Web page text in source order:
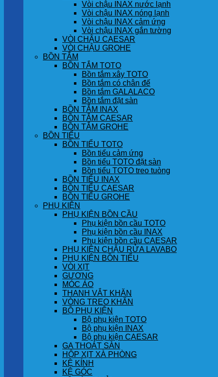
Vòi chậu INAX nước lạnh
Vòi chậu INAX nóng lạnh
Vòi chậu INAX cảm ứng
Vòi chậu INAX gắn tường
VÒI CHẬU CAESAR
VÒI CHẬU GROHE
BỒN TẮM
BỒN TẮM TOTO
Bồn tắm xây TOTO
Bồn tắm có chân đế
Bồn tắm GALALACO
Bồn tắm đặt sàn
BỒN TẮM INAX
BỒN TẮM CAESAR
BỒN TẮM GROHE
BỒN TIỂU
BỒN TIỂU TOTO
Bồn tiểu cảm ứng
Bồn tiểu TOTO đặt sàn
Bồn tiểu TOTO treo tuòng
BỒN TIỂU INAX
BỒN TIỂU CAESAR
BỒN TIỂU GROHE
PHỤ KIỆN
PHỤ KIỆN BỒN CẦU
Phụ kiện bồn cầu TOTO
Phụ kiện bồn cầu INAX
Phụ kiện bồn cầu CAESAR
PHỤ KIỆN CHẬU RỬA LAVABO
PHỤ KIỆN BỒN TIỂU
VÒI XỊT
GƯƠNG
MÓC ÁO
THANH VẮT KHĂN
VÒNG TREO KHĂN
BỘ PHỤ KIỆN
Bộ phụ kiện TOTO
Bộ phụ kiện INAX
Bộ phụ kiện CAESAR
GA THOÁT SÀN
HỘP XỊT XÀ PHÒNG
KỆ KÍNH
KỆ GÓC